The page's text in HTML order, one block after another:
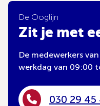
De Ooglijn
Zit je met
De medewerkers
werkdag van 09:00
030 29